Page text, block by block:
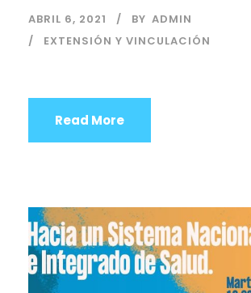
ABRIL 6, 2021 BY ADMIN
EXTENSIÓN Y VINCULACIÓN
Read More